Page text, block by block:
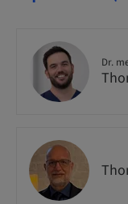
Dr.